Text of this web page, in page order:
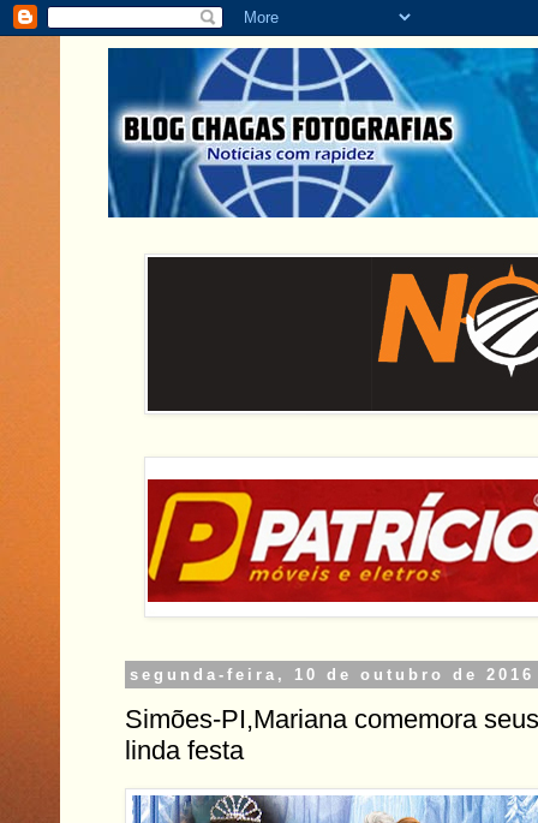
segunda-feira, 10 de outubro de 2016
Simões-PI,Mariana comemora
linda festa